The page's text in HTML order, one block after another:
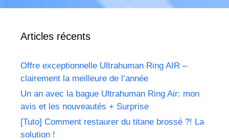
Articles récents
Offre exceptionnelle Ultrahuman Ring AIR –
clairement la meilleure de l’année
Un an avec la bague Ultrahuman Ring Air: mon
avis et les nouveautés + Surprise
[Tuto] Comment restaurer du titane brossé ?! La
solution !